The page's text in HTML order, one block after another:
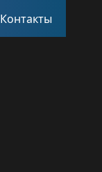
Контакты